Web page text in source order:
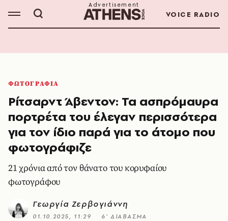
VOICE RADIO
ΦΩΤΟΓΡΑΦΙΑ
Ρίτσαρντ Άβεντον: Τα ασπρόμαυρα
πορτρέτα του έλεγαν περισσότερα
για τον ίδιο παρά για το άτομο που
φωτογράφιζε
21 χρόνια από τον θάνατο του κορυφαίου
φωτογράφου
Γεωργία Ζερβογιάννη
01.10.2025, 11:29 6’ ΔΙΑΒΑΣΜΑ